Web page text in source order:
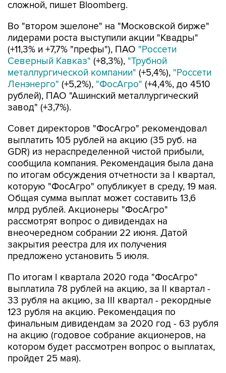
сложной, пишет Bloomberg.
Во "втором эшелоне" на "Московской бирже"
лидерами роста выступили акции "Квадры"
(+11,3% и +7,7% "префы"), ПАО "Россети
Северный Кавказ" (+8,3%), "Трубной
металлургической компании" (+5,4%), "Россети
Ленэнерго" (+5,2%), "ФосАгро" (+4,4%, до 4510
рублей), ПАО "Ашинский металлургический
завод" (+3,7%).
Совет директоров "ФосАгро" рекомендовал
выплатить 105 рублей на акцию (35 руб. на
GDR) из нераспределенной чистой прибыли,
сообщила компания. Рекомендация была дана
по итогам обсуждения отчетности за I квартал,
которую "ФосАгро" опубликует в среду, 19 мая.
Общая сумма выплат может составить 13,6
млрд рублей. Акционеры "ФосАгро"
рассмотрят вопрос о дивидендах на
внеочередном собрании 22 июня. Датой
закрытия реестра для их получения
предложено установить 5 июля.
По итогам I квартала 2020 года "ФосАгро"
выплатила 78 рублей на акцию, за II квартал -
33 рубля на акцию, за III квартал - рекордные
123 рубля на акцию. Рекомендация по
финальным дивидендам за 2020 год - 63 рубля
на акцию (годовое собрание акционеров, на
котором будет рассмотрен вопрос о выплатах,
пройдет 25 мая).